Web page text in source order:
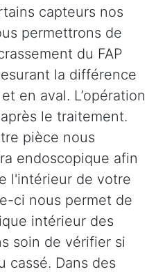
capteurs nos
permettrons de
du FAP
la différence
en aval. L’opération
le traitement.
pièce nous
endoscopique afin
l'intérieur de votre
ci nous permet de
intérieur des
soin de vérifier si
cassé. Dans des